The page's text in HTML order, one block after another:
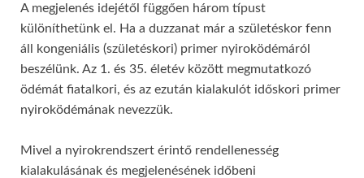
A megjelenés idejétől függően három típust
különíthetünk el. Ha a duzzanat már a születéskor fenn
áll kongeniális (születéskori) primer nyiroködémáról
beszélünk. Az 1. és 35. életév között megmutatkozó
ödémát fiatalkori, és az ezután kialakulót időskori primer
nyiroködémának nevezzük.
Mivel a nyirokrendszert érintő rendellenesség
kialakulásának és megjelenésének időbeni